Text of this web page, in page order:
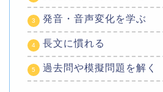
発音・音声変化を学ぶ
長文に慣れる
過去問や模擬問題を解く